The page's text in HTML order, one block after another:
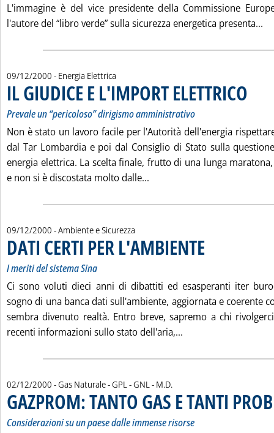
L'immagine è del vice presidente della Commissione
l'autore del “libro verde” sulla sicurezza energetica presenta...
09/12/2000 - Energia Elettrica
IL GIUDICE E L'IMPORT ELETTRICO
Prevale un “pericoloso” dirigismo amministrativo
Non è stato un lavoro facile per l'Autorità dell'energia
dal Tar Lombardia e poi dal Consiglio di Stato sulla
energia elettrica. La scelta finale, frutto di una lunga
e non si è discostata molto dalle...
09/12/2000 - Ambiente e Sicurezza
DATI CERTI PER L'AMBIENTE
I meriti del sistema Sina
Ci sono voluti dieci anni di dibattiti ed esasperanti iter
sogno di una banca dati sull'ambiente, aggiornata e coerente
sembra divenuto realtà. Entro breve, sapremo a chi
recenti informazioni sullo stato dell'aria,...
02/12/2000 - Gas Naturale - GPL - GNL - di:
M.D.
GAZPROM: TANTO GAS E TANTI
Considerazioni su un paese dalle immense risorse